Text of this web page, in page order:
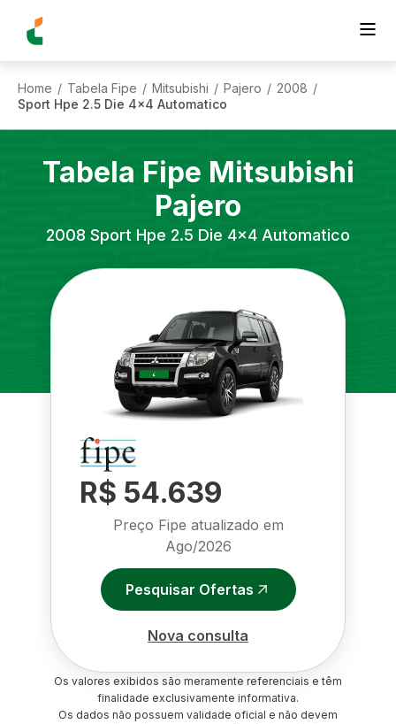
Home / Tabela Fipe / Mitsubishi / Pajero / 2008 /
Sport Hpe 2.5 Die 4x4 Automatico
Tabela Fipe Mitsubishi
Pajero
2008 Sport Hpe 2.5 Die 4x4 Automatico
R$ 54.639
Preço Fipe atualizado em
Ago/2026
Pesquisar Ofertas
Nova consulta
Os valores exibidos são meramente referenciais e têm
finalidade exclusivamente informativa.
Os dados não possuem validade oficial e não devem